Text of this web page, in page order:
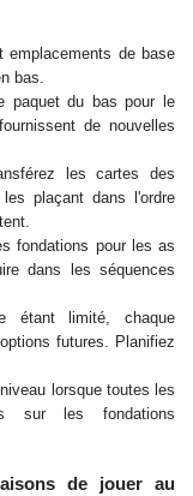
de base
bas.
paquet du bas pour le
de nouvelles
les cartes des
plaçant dans l'ordre
fondations pour les as
dans les séquences
étant limité, chaque
futures. Planifiez
lorsque toutes les
sur les fondations
de jouer au